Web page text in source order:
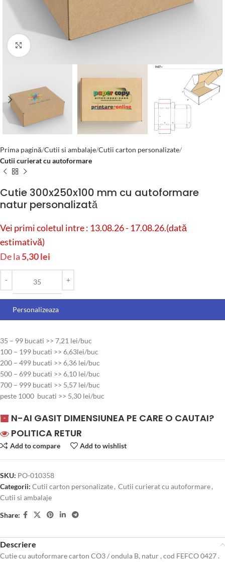
Click to enlarge
Prima pagină Cutii si ambalaje Cutii carton personalizate
Cutii curierat cu autoformare
Cutie 300x250x100 mm cu autoformare
natur personalizată
Vei primi coletul intre : 13.08.26 - 17.08.26.(dată
estimativă)
De la 5,30lei
Personalizeaza
35 – 99 bucati >> 7,21 lei/buc
100 – 199 bucati >> 6,63lei/buc
200 – 499 bucati >> 6,36 lei/buc
500 – 699 bucati >> 6,10 lei/buc
700 – 999 bucati >> 5,57 lei/buc
peste 1000 bucati >> 5,30 lei/buc
N-AI GASIT DIMENSIUNEA PE CARE O CAUTAI?
POLITICA RETUR
Add to compare Add to wishlist
SKU: PO-010358
Categorii: Cutii carton personalizate, Cutii curierat cu autoformare,
Cutii si ambalaje
Share:
Descriere
Cutie cu autoformare carton CO3 / ondula B, natur , cod FEFCO 0427 .